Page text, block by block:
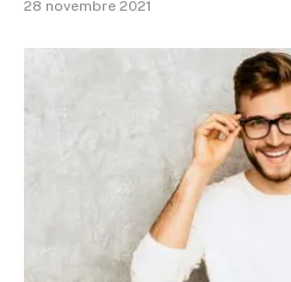
28 novembre 2021